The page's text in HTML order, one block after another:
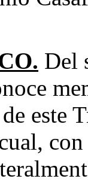
Del
este